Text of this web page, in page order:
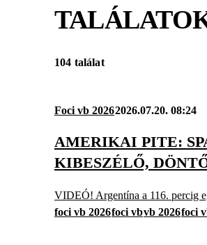
104 találat
Foci vb 20262026.07.20. 08:24
AMERIKAI PITE:
KIBESZÉLŐ,
VIDEÓ! Argentína a 116. percig
foci vb 2026foci vbvb 2026foci